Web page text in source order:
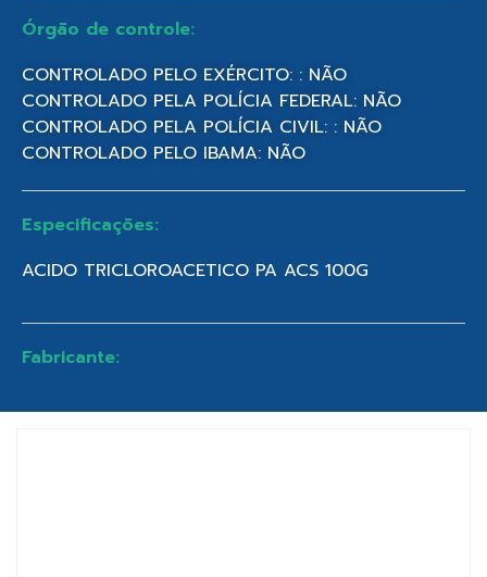
Órgão de controle:
CONTROLADO PELO EXÉRCITO: : NÃO
CONTROLADO PELA POLÍCIA FEDERAL: NÃO
CONTROLADO PELA POLÍCIA CIVIL: : NÃO
CONTROLADO PELO IBAMA: NÃO
Especificações:
ACIDO TRICLOROACETICO PA ACS 100G
Fabricante: